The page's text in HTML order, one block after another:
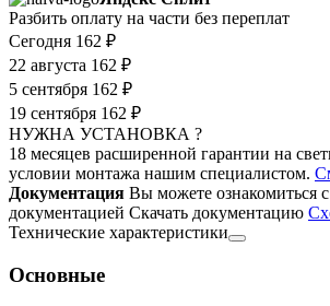
Разбить оплату на части без переплат
Сегодня 162 ₽
22 августа 162 ₽
5 сентября 162 ₽
19 сентября 162 ₽
НУЖНА УСТАНОВКА ?
18 месяцев расширенной гарантии на
условии монтажа нашим специалистом.
Документация Вы можете ознакомиться
документацией Скачать документацию
Технические характеристики
Основные